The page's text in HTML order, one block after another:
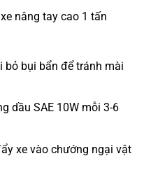
nâng tay cao 1 tấn
bỏ bụi bẩn để tránh mài
dầu SAE 10W mỗi 3-6
xe vào chướng ngại vật